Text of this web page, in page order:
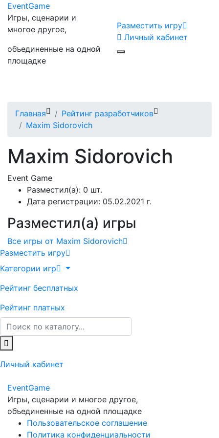
EventGame
Игры, сценарии и
многое другое,
объединенные на одной
площадке
Разместить игру
Личный кабинет
Главная
Рейтинг разработчиков
Maxim Sidorovich
Maxim Sidorovich
Event Game
Разместил(а): 0 шт.
Дата регистрации: 05.02.2021 г.
Разместил(а) игры
Все игры от Maxim Sidorovich
Разместить игру
Категории игр
Рейтинг бесплатных
Рейтинг платных
Личный кабинет
EventGame
Игры, сценарии и многое другое,
объединенные на одной площадке
Пользовательское соглашение
Политика конфиденциальности